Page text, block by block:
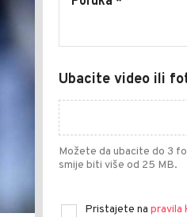
Ubacite video ili
Možete da ubacite do 3
smije biti više od 25 MB.
Pristajete na pravila